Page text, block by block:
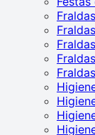
Fraldas